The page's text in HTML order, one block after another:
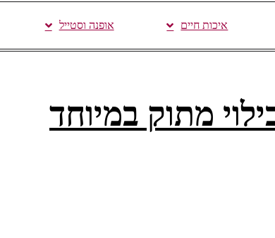
איכות חיים אופנה וסטייל
מתוק במיוחד